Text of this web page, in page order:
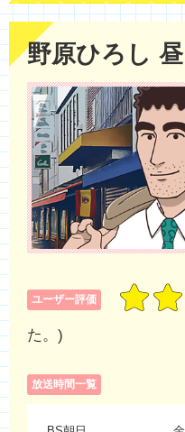
野原ひろし
ユーザー評価
た。)
放送時間一覧